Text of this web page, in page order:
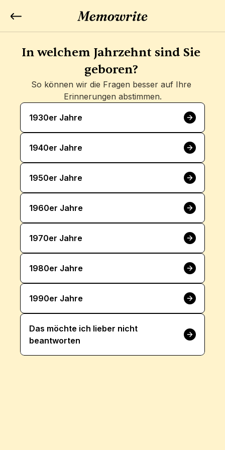
In welchem Jahrzehnt sind Sie
geboren?
So können wir die Fragen besser auf Ihre
Erinnerungen abstimmen.
1930er Jahre
1940er Jahre
1950er Jahre
1960er Jahre
1970er Jahre
1980er Jahre
1990er Jahre
Das möchte ich lieber nicht
beantworten